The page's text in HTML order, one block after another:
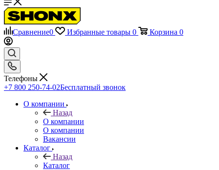
Сравнение0 Избранные товары 0 Корзина 0
Телефоны
+7 800 250-74-02Бесплатный звонок
О компании
Назад
О компании
О компании
Вакансии
Каталог
Назад
Каталог